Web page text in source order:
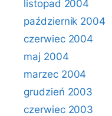
listopad 2004
październik 2004
czerwiec 2004
maj 2004
marzec 2004
grudzień 2003
czerwiec 2003